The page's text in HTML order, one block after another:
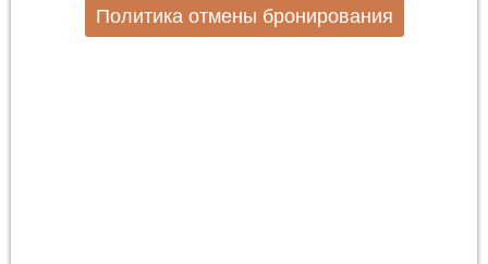
Политика отмены бронирования